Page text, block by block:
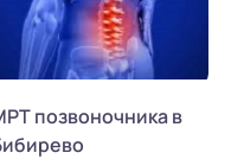
позвоночника в